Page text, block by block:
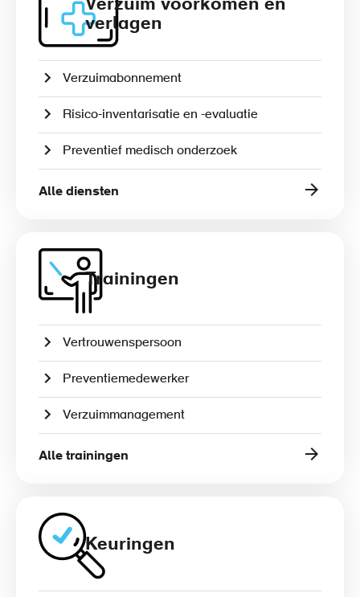
Verzuim voorkomen en
verlagen
Verzuimabonnement
Risico-inventarisatie en -evaluatie
Preventief medisch onderzoek
Alle diensten
Trainingen
Vertrouwenspersoon
Preventiemedewerker
Verzuimmanagement
Alle trainingen
Keuringen